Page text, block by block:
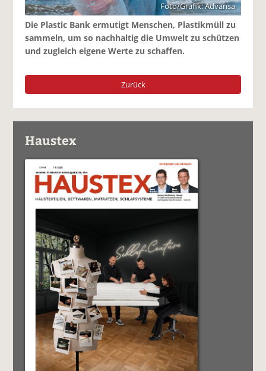
Foto/Grafik: Advansa
Die Plastic Bank ermutigt Menschen, Plastikmüll zu
sammeln, um so nachhaltig die Umwelt zu schützen
und zugleich eigene Werte zu schaffen.
Zurück
Haustex